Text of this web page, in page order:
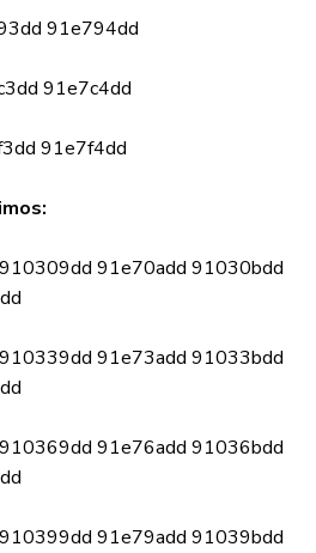
91e794dd
91e7c4dd
91e7f4dd
91e70add 91030bdd
91e73add 91033bdd
91e76add 91036bdd
91e79add 91039bdd